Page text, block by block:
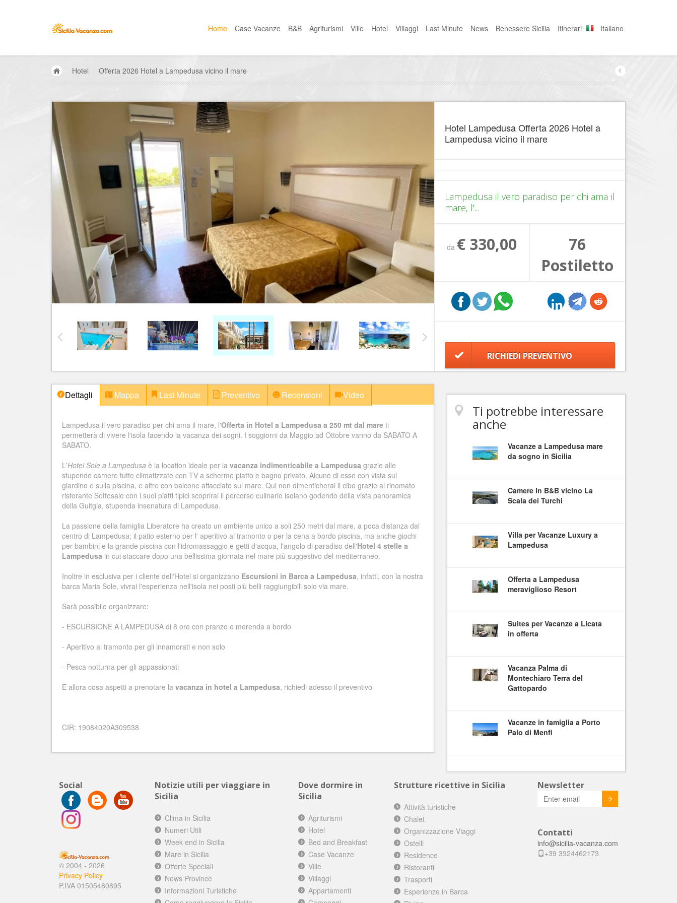
Home Case Vacanze B&B Agriturismi Ville Hotel Villaggi Last Minute News Benessere Sicilia Itinerari Italiano
Hotel Offerta 2026 Hotel a Lampedusa vicino il mare
Hotel Lampedusa Offerta 2026 Hotel a
Lampedusa vicino il mare
Lampedusa il vero paradiso per chi ama il
mare, l'...
da € 330,00
76
Postiletto
RICHIEDI PREVENTIVO
Dettagli Mappa Last Minute Preventivo Recensioni Video
Lampedusa il vero paradiso per chi ama il mare, l'Offerta in Hotel a Lampedusa a 250 mt dal mare ti
permetterà di vivere l'isola facendo la vacanza dei sogni. I soggiorni da Maggio ad Ottobre vanno da SABATO A
SABATO.
L'Hotel Sole a Lampedusa è la location ideale per la vacanza indimenticabile a Lampedusa grazie alle
stupende camere tutte climatizzate con TV a schermo piatto e bagno privato. Alcune di esse con vista sul
giardino e sulla piscina, e altre con balcone affacciato sul mare. Qui non dimenticherai il cibo grazie al rinomato
ristorante Sottosale con i suoi piatti tipici scoprirai il percorso culinario isolano godendo della vista panoramica
della Guitgia, stupenda insenatura di Lampedusa.
La passione della famiglia Liberatore ha creato un ambiente unico a soli 250 metri dal mare, a poca distanza dal
centro di Lampedusa; il patio esterno per l' aperitivo al tramonto o per la cena a bordo piscina, ma anche giochi
per bambini e la grande piscina con l'idromassaggio e getti d'acqua, l'angolo di paradiso dell'Hotel 4 stelle a
Lampedusa in cui staccare dopo una bellissima giornata nel mare più suggestivo del mediterraneo.
Inoltre in esclusiva per i cliente dell'Hotel si organizzano Escursioni in Barca a Lampedusa, infatti, con la nostra
barca Maria Sole, vivrai l'esperienza nell'isola nei posti più belli raggiungibili solo via mare.
Sarà possibile organizzare:
- ESCURSIONE A LAMPEDUSA di 8 ore con pranzo e merenda a bordo
- Aperitivo al tramonto per gli innamorati e non solo
- Pesca notturna per gli appassionati
E allora cosa aspetti a prenotare la vacanza in hotel a Lampedusa, richiedi adesso il preventivo
CIR: 19084020A309538
Ti potrebbe interessare
anche
Vacanze a Lampedusa mare
da sogno in Sicilia
Camere in B&B vicino La
Scala dei Turchi
Villa per Vacanze Luxury a
Lampedusa
Offerta a Lampedusa
meraviglioso Resort
Suites per Vacanze a Licata
in offerta
Vacanza Palma di
Montechiaro Terra del
Gattopardo
Vacanze in famiglia a Porto
Palo di Menfi
Social
© 2004 - 2026
Privacy Policy
P.IVA 01505480895
Notizie utili per viaggiare in
Sicilia
Clima in Sicilia
Numeri Utili
Week end in Sicilia
Mare in Sicilia
Offerte Speciali
News Province
Informazioni Turistiche
Dove dormire in
Sicilia
Agriturismi
Hotel
Bed and Breakfast
Case Vacanze
Ville
Villaggi
Appartamenti
Strutture ricettive in Sicilia
Attività turistiche
Chalet
Organizzazione Viaggi
Ostelli
Residence
Ristoranti
Trasporti
Esperienze in Barca
Newsletter
Invia
Contatti
info@sicilia-vacanza.com
+39 3924462173